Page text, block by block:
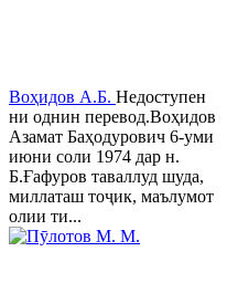
Воҳидов А.Б. Недоступен
ни однин перевод.Воҳидов
Азамат Баҳодурович 6-уми
июни соли 1974 дар н.
Б.Ғафуров таваллуд шуда,
миллаташ тоҷик, маълумот
олии ти...